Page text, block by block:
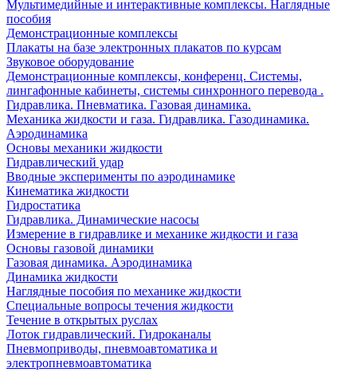
Мультимедийные и интерактивные комплексы. Наглядные
пособия
Демонстрационные комплексы
Плакаты на базе электронных плакатов по курсам
Звуковое оборудование
Демонстрационные комплексы, конференц. Системы,
лингафонные кабинеты, системы синхронного перевода .
Гидравлика. Пневматика. Газовая динамика.
Механика жидкости и газа. Гидравлика. Газодинамика.
Аэродинамика
Основы механики жидкости
Гидравлический удар
Вводные эксперименты по аэродинамике
Кинематика жидкости
Гидростатика
Гидравлика. Динамические насосы
Измерение в гидравлике и механике жидкости и газа
Основы газовой динамики
Газовая динамика. Аэродинамика
Динамика жидкости
Наглядные пособия по механике жидкости
Специальные вопросы течения жидкости
Течение в открытых руслах
Лоток гидравлический. Гидроканалы
Пневмоприводы, пневмоавтоматика и
электропневмоавтоматика